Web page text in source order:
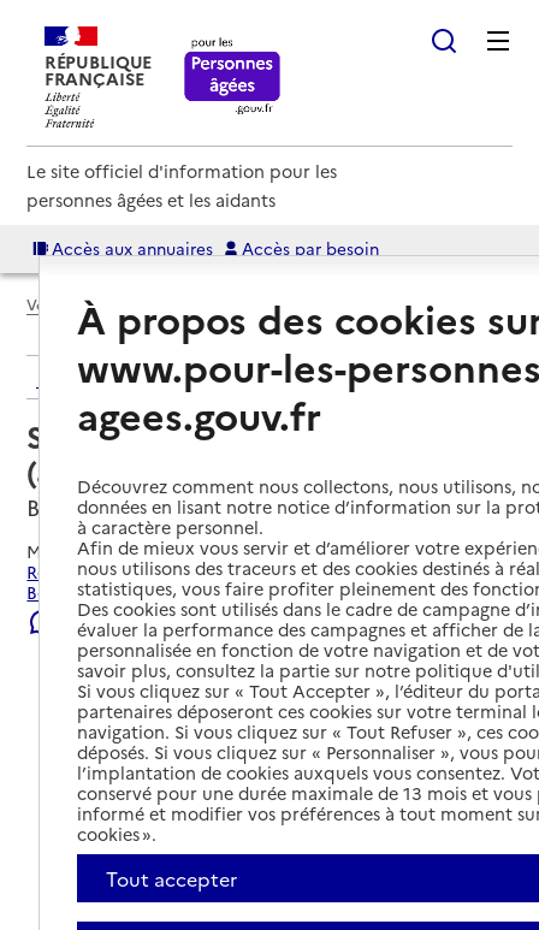
RÉPUBLIQUE
FRANÇAISE
Le site officiel d'information pour les
personnes âgées et les aidants
Accès aux annuaires Accès par besoin
Voir le fil d’Ariane
Retour aux résultats de l'annuaire
Service autonomie à domicile
(aide) – Domusvi domicile 33
Bordeaux, GIRONDE
Mis à jour le23/07/2026
Rechercher les établissements et services autour de
Bordeaux.
Signaler une erreur
À propos des cookies
www.pour-les-
agees.gouv.fr
Découvrez comment nous collectons, nous utilisons,
données en lisant notre notice d’information sur la
à caractère personnel.
Afin de mieux vous servir et d’améliorer votre
nous utilisons des traceurs et des cookies destinés à
statistiques, vous faire profiter pleinement des
Des cookies sont utilisés dans le cadre de campagne
évaluer la performance des campagnes et afficher de
personnalisée en fonction de votre navigation et de
savoir plus, consultez la partie sur notre politique
Si vous cliquez sur « Tout Accepter », l’éditeur du
partenaires déposeront ces cookies sur votre terminal
navigation. Si vous cliquez sur « Tout Refuser », ces
déposés. Si vous cliquez sur « Personnaliser », vous
l’implantation de cookies auxquels vous consentez.
conservé pour une durée maximale de 13 mois et
informé et modifier vos préférences à tout moment
cookies ».
Tout accepter